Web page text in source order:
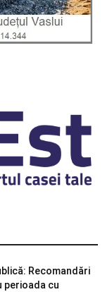
Recomandări
perioada cu